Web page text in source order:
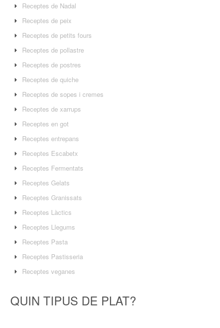
Receptes de Nadal
Receptes de peix
Receptes de petits fours
Receptes de pollastre
Receptes de postres
Receptes de quiche
Receptes de sopes i cremes
Receptes de xarrups
Receptes en got
Receptes entrepans
Receptes Escabetx
Receptes Fermentats
Receptes Gelats
Receptes Granissats
Receptes Làctics
Receptes Llegums
Receptes Pasta
Receptes Pastisseria
Receptes veganes
QUIN TIPUS DE PLAT?